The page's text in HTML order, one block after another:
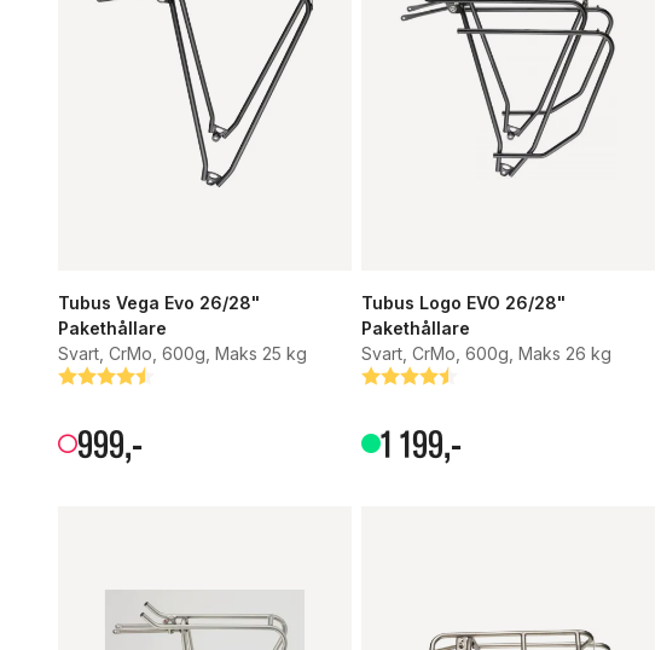
Tubus Vega Evo 26/28"
Pakethållare
Svart, CrMo, 600g, Maks 25 kg
Betyg:
4.5 utav 5 stjärnor
999,-
Tubus Logo EVO 26/28"
Pakethållare
Svart, CrMo, 600g, Maks 26 kg
Betyg:
4.8 utav 5 stjärnor
1 199,-